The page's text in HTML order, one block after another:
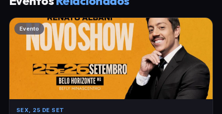
Evento
SEX, 25 DE SET